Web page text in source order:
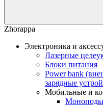
Zhorappa
Электроника и
Лазерные
Блоки питания
Power bank
зарядные
Мобильные и